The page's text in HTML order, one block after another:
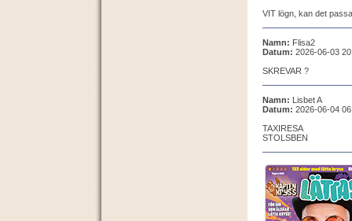
VIT lögn, kan det
Namn: Flisa2
Datum: 2026-06-03
SKREVAR ?
Namn: Lisbet A
Datum: 2026-06-04
TAXIRESA
STOLSBEN